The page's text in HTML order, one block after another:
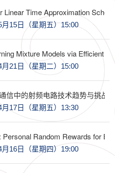
Linear Time Approximation
15日（星期五）15:00
Mixture Models via Efficient
21日（星期二）15:00
信中的射频电路技术趋势与挑战
17日（星期五）13:30
Personal Random Rewards for
16日（星期四）19:00